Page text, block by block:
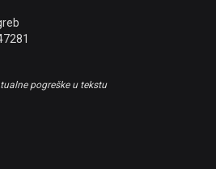
pogreške u tekstu